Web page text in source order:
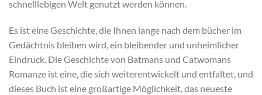
schnelllebigen Welt genutzt werden können.
Es ist eine Geschichte, die Ihnen lange nach dem bücher im
Gedächtnis bleiben wird, ein bleibender und unheimlicher
Eindruck. Die Geschichte von Batmans und Catwomans
Romanze ist eine, die sich weiterentwickelt und entfaltet, und
dieses Buch ist eine großartige Möglichkeit, das neueste